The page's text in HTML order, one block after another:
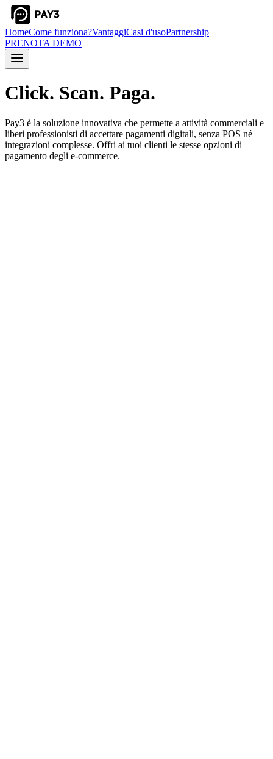
HomeCome funziona?VantaggiCasi d'usoPartnership
PRENOTA DEMO
Click. Scan. Paga.
Pay3 è la soluzione innovativa che permette a attività commerciali e
liberi professionisti di accettare pagamenti digitali, senza POS né
integrazioni complesse. Offri ai tuoi clienti le stesse opzioni di
pagamento degli e-commerce.